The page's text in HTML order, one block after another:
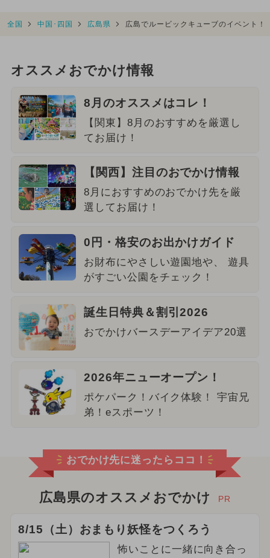
全国 中国･四国 広島県 広島でルービックキューブのイベント
オススメおでかけ情報
8月のオススメはコレ！
【関東】8月のおすすめを厳選し
てお届け！
【関西】注目のおでかけ情報
8月におすすめのおでかけ先を厳
選してお届け！
0円・格安のお出かけガイド
お財布にやさしい遊園地や、 遊具
がすごい公園をチェック！
誕生日特典＆割引2026
おでかけバースデーアイデア20選
2026年ニューオープン！
ポケパーク！バイク体験！ 宇宙兄
弟！eスポーツ！
おでかけ先に迷ったらココ！
広島県のオススメおでかけ PR
8/15（土）おまもり妖怪をつくろう
怖いことに一緒に向き合っ